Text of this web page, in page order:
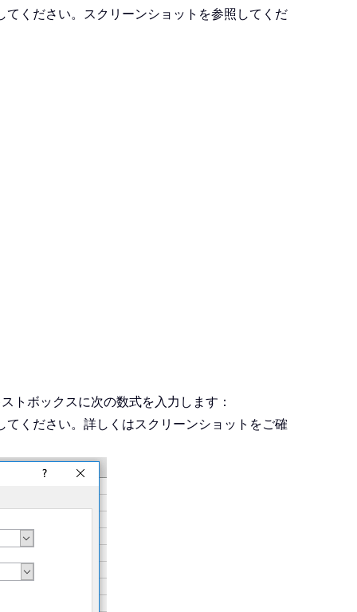
てください。スクリーンショットを参照してくだ
トボックスに次の数式を入力します：
ください。詳しくはスクリーンショットをご確